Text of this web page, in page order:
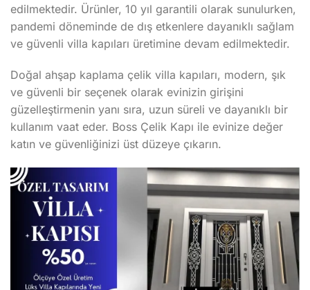
edilmektedir. Ürünler, 10 yıl garantili olarak sunulurken,
pandemi döneminde de dış etkenlere dayanıklı sağlam
ve güvenli villa kapıları üretimine devam edilmektedir.
Doğal ahşap kaplama çelik villa kapıları, modern, şık
ve güvenli bir seçenek olarak evinizin girişini
güzelleştirmenin yanı sıra, uzun süreli ve dayanıklı bir
kullanım vaat eder. Boss Çelik Kapı ile evinize değer
katın ve güvenliğinizi üst düzeye çıkarın.